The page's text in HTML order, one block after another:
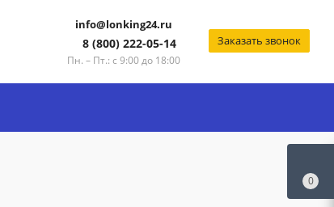
info@lonking24.ru
8 (800) 222-05-14
Пн. – Пт.: с 9:00 до 18:00
Заказать звонок
0